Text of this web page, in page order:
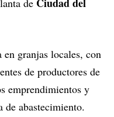
de
granjas locales, con
de productores de
emprendimientos y
de abastecimiento.